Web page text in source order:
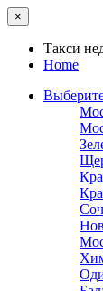
×
Такси
Home